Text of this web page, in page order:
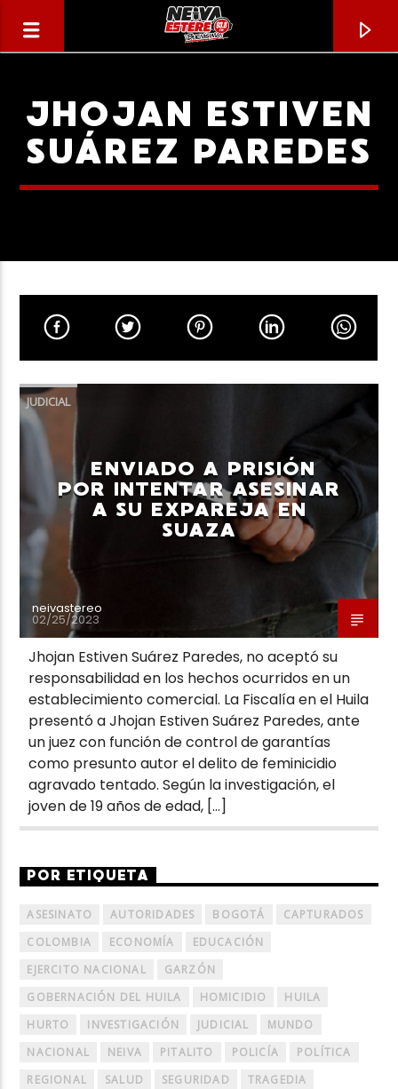
CANCIÓN ACTUAL
TÍTULO
ARTISTA
Neiva Estereo
JHOJAN ESTIVEN
SUÁREZ PAREDES
JUDICIAL
ENVIADO A PRISIÓN
POR INTENTAR ASESINAR
A SU EXPAREJA EN
SUAZA
neivastereo
02/25/2023
Jhojan Estiven Suárez Paredes, no aceptó su
responsabilidad en los hechos ocurridos en un
establecimiento comercial. La Fiscalía en el Huila
presentó a Jhojan Estiven Suárez Paredes, ante
un juez con función de control de garantías
como presunto autor el delito de feminicidio
agravado tentado. Según la investigación, el
joven de 19 años de edad, […]
POR ETIQUETA
ASESINATO AUTORIDADES BOGOTÁ
CAPTURADOS
COLOMBIA
ECONOMÍA
EDUCACIÓN
EJERCITO NACIONAL
GARZÓN
GOBERNACIÓN DEL HUILA
HOMICIDIO
HUILA
HURTO
INVESTIGACIÓN JUDICIAL
MUNDO
NACIONAL
NEIVA PITALITO POLICÍA
POLÍTICA
REGIONAL
SALUD SEGURIDAD
TRAGEDIA